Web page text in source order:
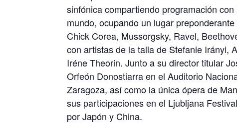
sinfónica compartiendo programación
mundo, ocupando un lugar
Chick Corea, Mussorgsky, Ravel,
con artistas de la talla de Stefanie Irányi,
Iréne Theorin. Junto a su director titular
Orfeón Donostiarra en el Auditorio
Zaragoza, así como la única ópera de
sus participaciones en el Ljubljana
por Japón y China.